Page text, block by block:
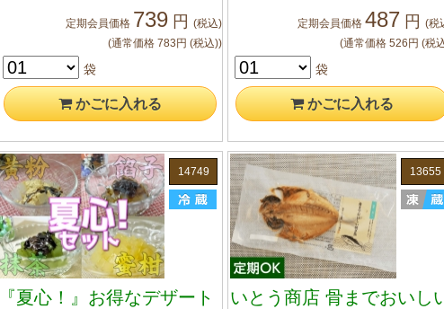
定期会員価格 739 円(税込)
(通常価格783 円(税込))
袋
かごに入れる
定期会員価格 487 円(税
(通常価格526 円(税
袋
かごに入れる
14749
『夏心！』お得なデザート
13655
いとう商店 骨までおいし